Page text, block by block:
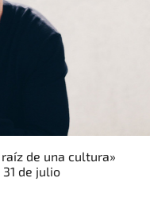
de una cultura»
de julio